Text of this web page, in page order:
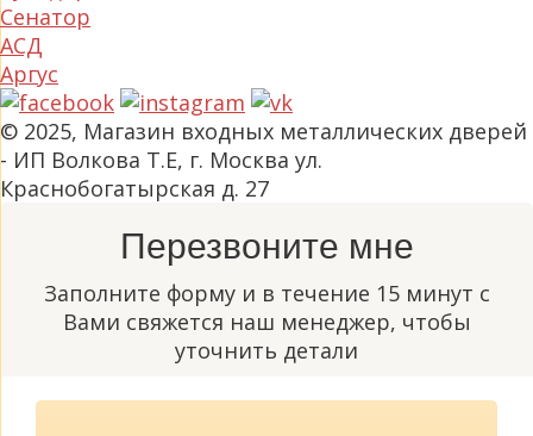
Сенатор
АСД
Аргус
© 2025, Магазин входных металлических дверей
- ИП Волкова Т.Е, г. Москва ул.
Краснобогатырская д. 27
Перезвоните мне
Заполните форму и в течение 15 минут с
Вами свяжется наш менеджер, чтобы
уточнить детали